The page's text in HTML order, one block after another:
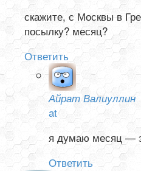
скажите, с Москвы в
посылку? месяц?
Ответить
Айрат Валиуллин
at
я думаю месяц —
Ответить